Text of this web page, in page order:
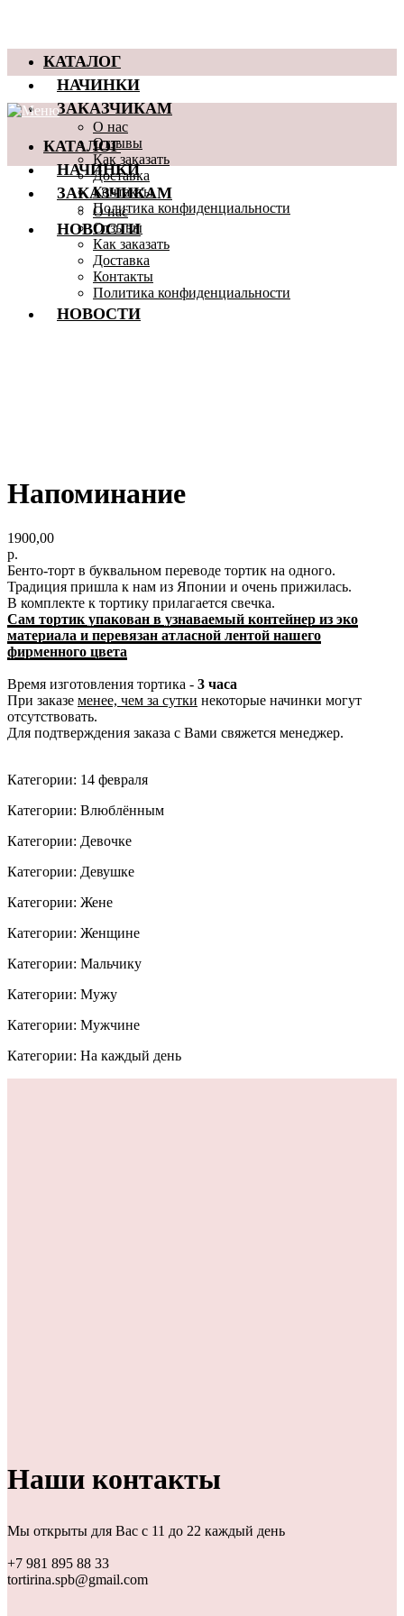
КАТАЛОГ
НАЧИНКИ
ЗАКАЗЧИКАМ
О нас
Отзывы
Как заказать
Доставка
Контакты
Политика конфиденциальности
НОВОСТИ
КАТАЛОГ
НАЧИНКИ
ЗАКАЗЧИКАМ
О нас
Отзывы
Как заказать
Доставка
Контакты
Политика конфиденциальности
НОВОСТИ
Напоминание
1900,00
р.
Бенто-торт в буквальном переводе тортик на одного.
Традиция пришла к нам из Японии и очень прижилась.
В комплекте к тортику прилагается свечка.
Сам тортик упакован в узнаваемый контейнер из эко
материала и перевязан атласной лентой нашего
фирменного цвета
Время изготовления тортика - 3 часа
При заказе менее, чем за сутки некоторые начинки могут
отсутствовать.
Для подтверждения заказа с Вами свяжется менеджер.
Категории: 14 февраля
Категории: Влюблённым
Категории: Девочке
Категории: Девушке
Категории: Жене
Категории: Женщине
Категории: Мальчику
Категории: Мужу
Категории: Мужчине
Категории: На каждый день
Наши контакты
Мы открыты для Вас с 11 до 22 каждый день
+7 981 895 88 33
tortirina.spb@gmail.com